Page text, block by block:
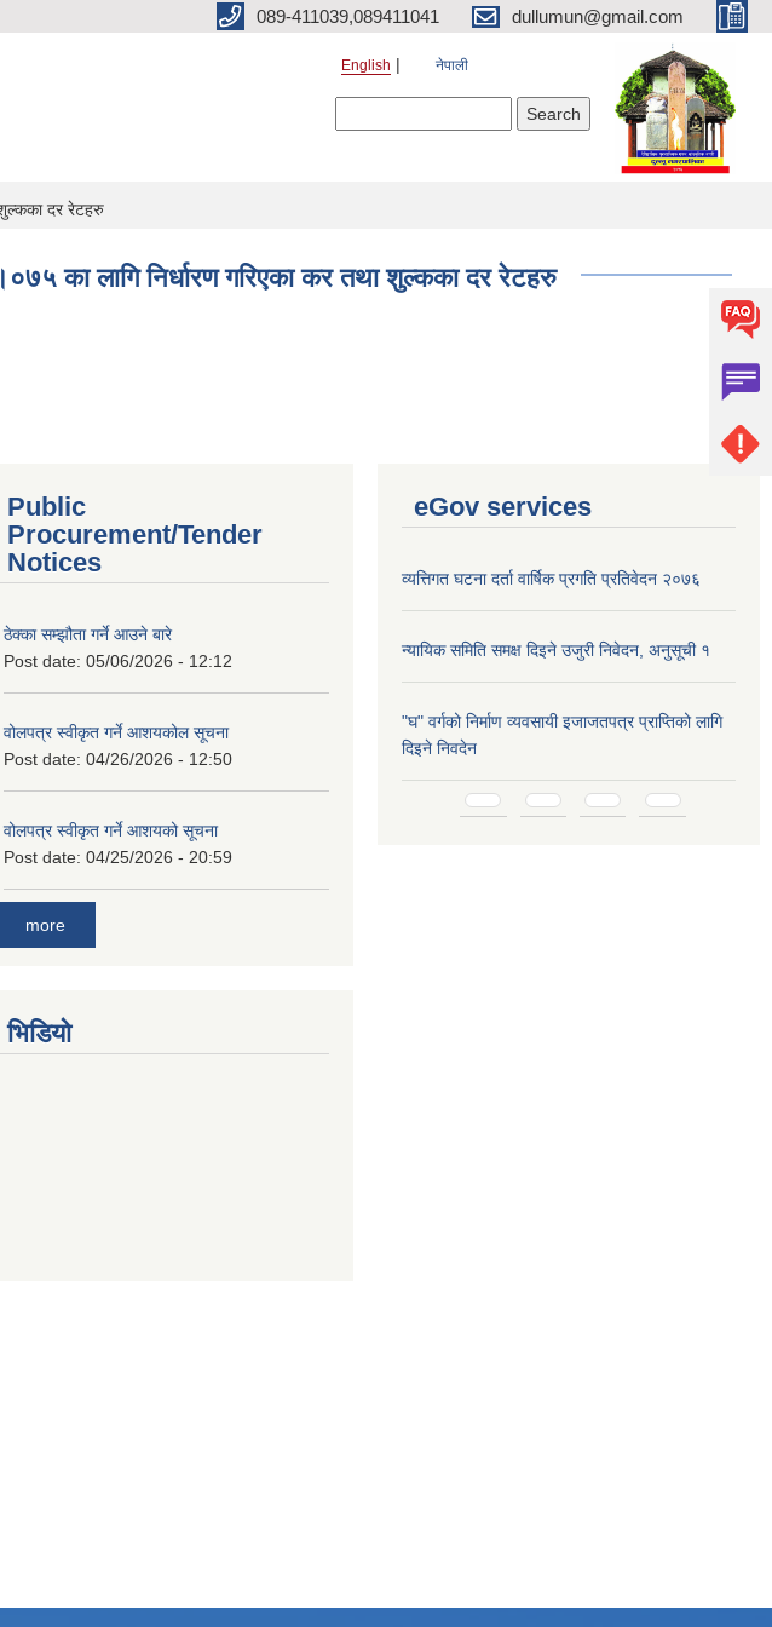
089-411039,089411041 dullumun@gmail.com
English नेपाली
दर रेटहरु
का लागि निर्धारण गरिएका कर तथा शुल्कका दर रेटहरु
Public
Procurement/Tender
Notices
ठेक्का सम्झौता गर्ने आउने बारे
Post date: 05/06/2026 - 12:12
वोलपत्र स्वीकृत गर्ने आशयकोल सूचना
Post date: 04/26/2026 - 12:50
वोलपत्र स्वीकृत गर्ने आशयको सूचना
Post date: 04/25/2026 - 20:59
more
eGov services
व्यत्तिगत घटना दर्ता वार्षिक प्रगति प्रतिवेदन २०७६
न्यायिक समिति समक्ष दिइने उजुरी निवेदन, अनुसूची १
"घ" वर्गको निर्माण व्यवसायी इजाजतपत्र प्राप्तिको लागि
दिइने निवदेन
Pages
भिडियो